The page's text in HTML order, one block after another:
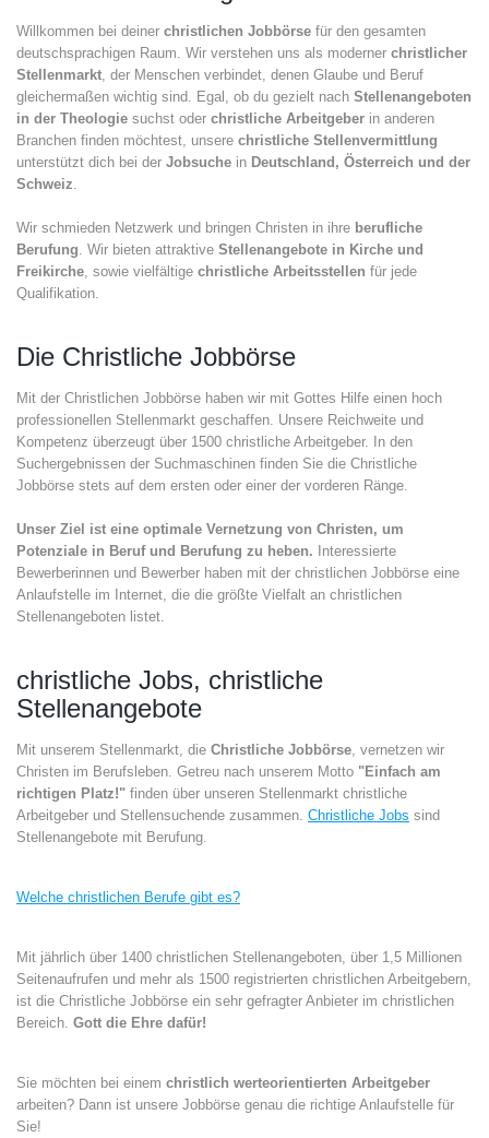
Willkommen bei deiner christlichen Jobbörse für den gesamten
deutschsprachigen Raum. Wir verstehen uns als moderner christlicher
Stellenmarkt , der Menschen verbindet, denen Glaube und Beruf
gleichermaßen wichtig sind. Egal, ob du gezielt nach Stellenangeboten
in der Theologie suchst oder christliche Arbeitgeber in anderen
Branchen finden möchtest, unsere christliche Stellenvermittlung
unterstützt dich bei der Jobsuche in Deutschland, Österreich und der
Schweiz
Wir schmieden Netzwerk und bringen Christen in ihre berufliche
Berufung . Wir bieten attraktive Stellenangebote in Kirche und
Freikirche , sowie vielfältige christliche Arbeitsstellen für jede
Qualifikation.
Die Christliche Jobbörse
Mit der Christlichen Jobbörse haben wir mit Gottes Hilfe einen hoch
professionellen Stellenmarkt geschaffen. Unsere Reichweite und
Kompetenz überzeugt über 1500 christliche Arbeitgeber. In den
Suchergebnissen der Suchmaschinen finden Sie die Christliche
Jobbörse stets auf dem ersten oder einer der vorderen Ränge.
Unser Ziel ist eine optimale Vernetzung von Christen, um
Potenziale in Beruf und Berufung zu heben. Interessierte
Bewerberinnen und Bewerber haben mit der christlichen Jobbörse eine
Anlaufstelle im Internet, die die größte Vielfalt an christlichen
Stellenangeboten listet.
christliche Jobs, christliche
Stellenangebote
Mit unserem Stellenmarkt, die Christliche Jobbörse , vernetzen wir
Christen im Berufsleben. Getreu nach unserem Motto "Einfach am
richtigen Platz!" finden über unseren Stellenmarkt christliche
Arbeitgeber und Stellensuchende zusammen. Christliche Jobs sind
Stellenangebote mit Berufung.
Welche christlichen Berufe gibt es?
Mit jährlich über 1400 christlichen Stellenangeboten, über 1,5 Millionen
Seitenaufrufen und mehr als 1500 registrierten christlichen Arbeitgebern,
ist die Christliche Jobbörse ein sehr gefragter Anbieter im christlichen
Bereich. Gott die Ehre dafür!
Sie möchten bei einem christlich werteorientierten Arbeitgeber
arbeiten? Dann ist unsere Jobbörse genau die richtige Anlaufstelle für
Sie!